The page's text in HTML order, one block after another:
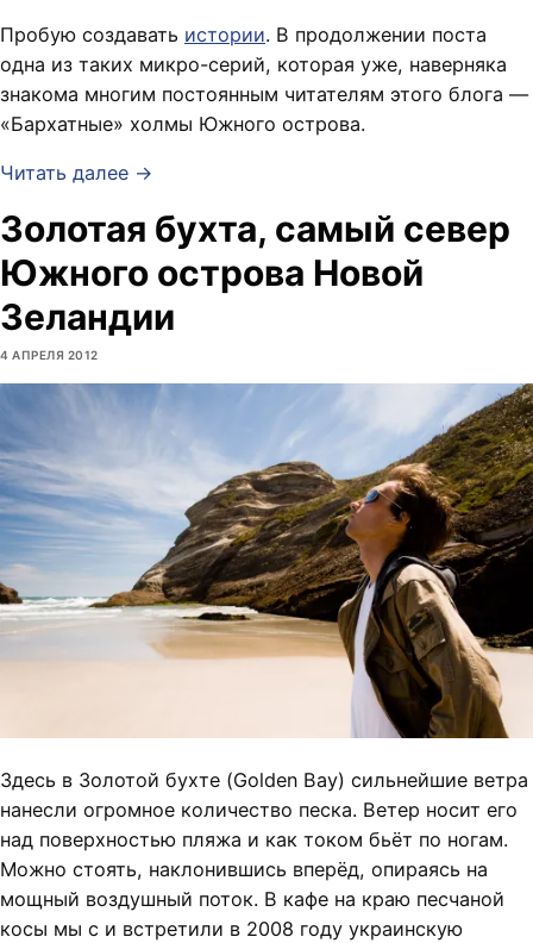
Пробую создавать истории. В продолжении поста
одна из таких микро-серий, которая уже, наверняка
знакома многим постоянным читателям этого блога —
«Бархатные» холмы Южного острова.
Читать далее →
Золотая бухта, самый север
Южного острова Новой
Зеландии
4 АПРЕЛЯ 2012
Здесь в Золотой бухте (Golden Bay) сильнейшие ветра
нанесли огромное количество песка. Ветер носит его
над поверхностью пляжа и как током бьёт по ногам.
Можно стоять, наклонившись вперёд, опираясь на
мощный воздушный поток. В кафе на краю песчаной
косы мы с и встретили в 2008 году украинскую